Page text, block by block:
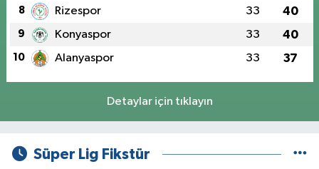
8 Rizespor 33 40
9 Konyaspor 33 40
10 Alanyaspor 33 37
Detaylar için tıklayın
Süper Lig Fikstür